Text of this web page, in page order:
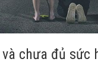
chưa đủ sức